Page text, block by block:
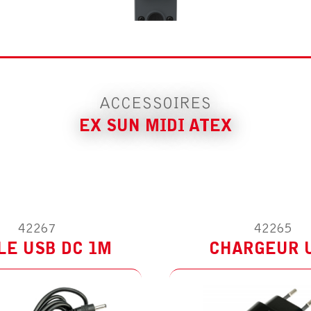
ACCESSOIRES
EX SUN MIDI ATEX
42267
USB DC 1M
42265
CHARGEUR